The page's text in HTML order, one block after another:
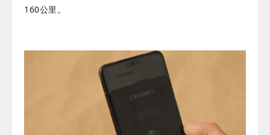
160公里。